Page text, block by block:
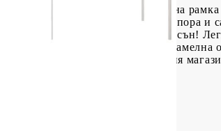
в спалнята си с нашата метална
летви предлагат необходимата опора и
ще имате добър нощен сън!
включва рамка за легло с
Можете да разгледате нашия